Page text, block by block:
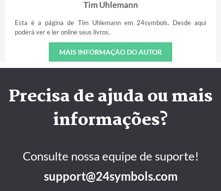
Tim Uhlemann
Esta é a página de Tim Uhlemann em 24symbols. Desde aqui
poderá ver e ler online seus livros.
MAIS INFORMAÇÃO DO AUTOR
Precisa de ajuda ou mais
informações?
Consulte nossa equipe de suporte!
support@24symbols.com